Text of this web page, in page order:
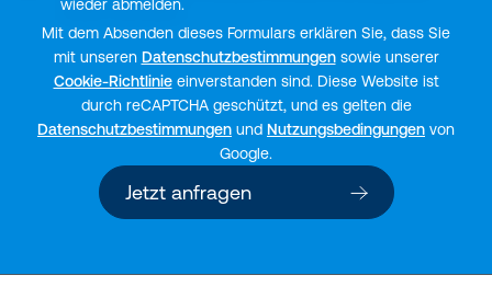
wieder abmelden.
Mit dem Absenden dieses Formulars erklären Sie, dass Sie
mit unseren Datenschutzbestimmungensowie unserer
Cookie-Richtlinieeinverstanden sind. Diese Website ist
durch reCAPTCHA geschützt, und es gelten die
Datenschutzbestimmungen und Nutzungsbedingungen von
Google.
Jetzt anfragen